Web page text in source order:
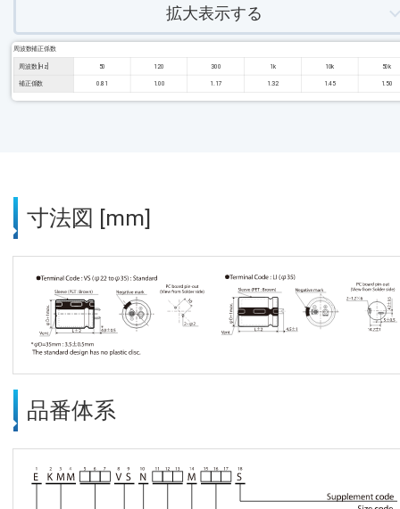
拡大表示する
周波数補正係数
周波数 [Hz] 50 120 300 1k 10k 50k
補正係数 0.81 1.00 1.17 1.32 1.45 1.50
寸法図 [mm]
品番体系